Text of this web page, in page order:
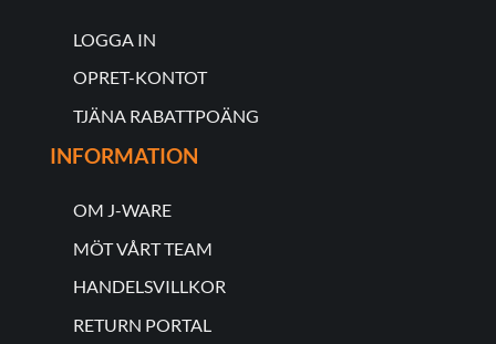
LOGGA IN
OPRET-KONTOT
TJÄNA RABATTPOÄNG
INFORMATION
OM J-WARE
MÖT VÅRT TEAM
HANDELSVILLKOR
RETURN PORTAL